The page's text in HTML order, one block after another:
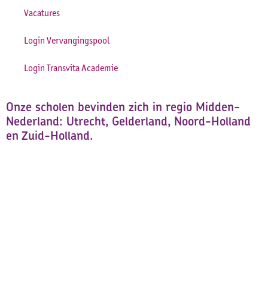
Vacatures
Login Vervangingspool
Login Transvita Academie
Onze scholen bevinden zich in regio Midden-
Nederland: Utrecht, Gelderland, Noord-Holland
en Zuid-Holland.